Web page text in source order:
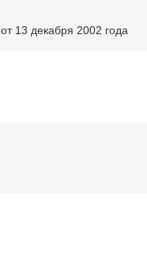
от 13 декабря 2002 года